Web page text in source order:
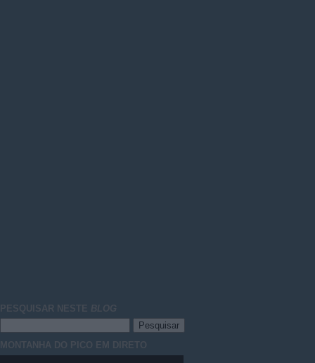
PESQUISAR NESTE BLOG
MONTANHA DO PICO EM DIRETO